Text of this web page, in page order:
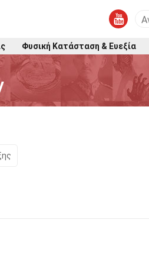
Φυσική Κατάσταση & Ευεξία